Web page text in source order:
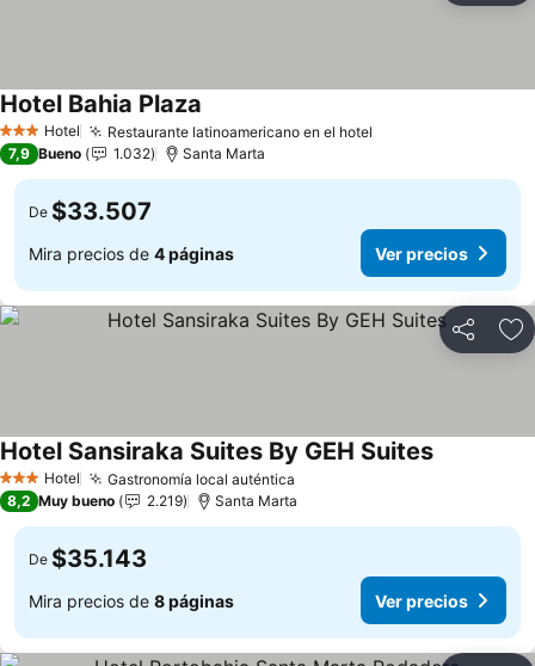
3 Estrellas
Hotel Restaurante latinoamericano en el hotel
Hotel Bahia Plaza
7,9 Bueno 1.032 Santa Marta
De $33.507
Mira precios de 4 páginas Ver precios
Compartir
3 Estrellas
Hotel Gastronomía local auténtica
Hotel Sansiraka Suites By GEH Suites
8,2 Muy bueno 2.219 Santa Marta
De $35.143
Mira precios de 8 páginas Ver precios